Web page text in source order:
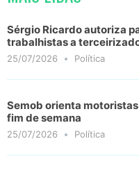
Sérgio Ricardo autoriza
trabalhistas a
25/07/2026 Política
Semob orienta
fim de semana
25/07/2026 Política